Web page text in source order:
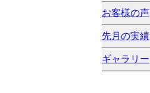
お客様の声
先月の実績
ギャラリー